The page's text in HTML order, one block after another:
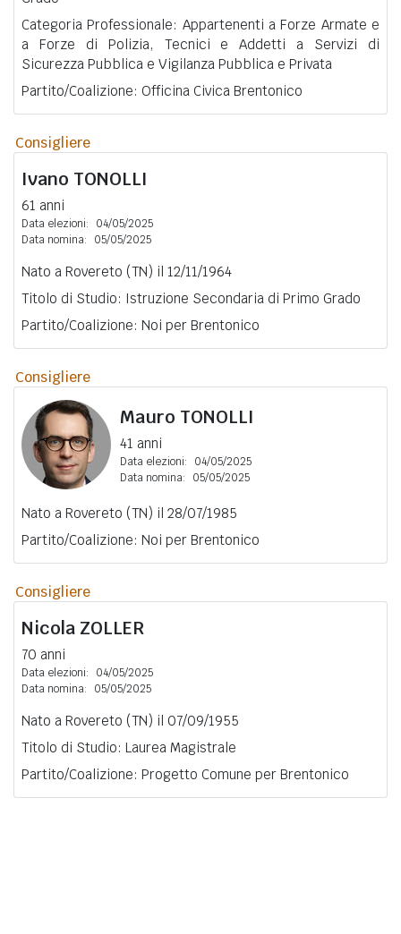
Categoria Professionale: Appartenenti a Forze Armate e
a Forze di Polizia, Tecnici e Addetti a Servizi di
Sicurezza Pubblica e Vigilanza Pubblica e Privata
Partito/Coalizione: Officina Civica Brentonico
Consigliere
Ivano TONOLLI
61 anni
Data elezioni:
04/05/2025
Data nomina:
05/05/2025
Nato a Rovereto (TN) il 12/11/1964
Titolo di Studio: Istruzione Secondaria di Primo Grado
Partito/Coalizione: Noi per Brentonico
Consigliere
Mauro TONOLLI
41 anni
Data elezioni:
04/05/2025
Data nomina:
05/05/2025
Nato a Rovereto (TN) il 28/07/1985
Partito/Coalizione: Noi per Brentonico
Consigliere
Nicola ZOLLER
70 anni
Data elezioni:
04/05/2025
Data nomina:
05/05/2025
Nato a Rovereto (TN) il 07/09/1955
Titolo di Studio: Laurea Magistrale
Partito/Coalizione: Progetto Comune per Brentonico